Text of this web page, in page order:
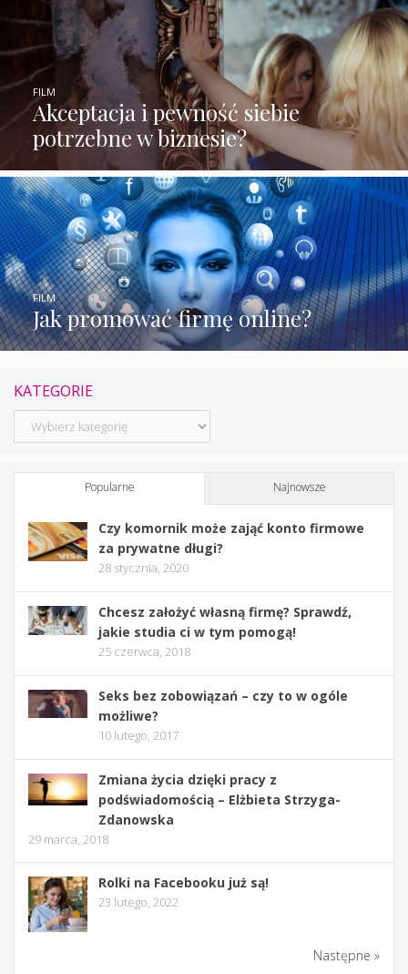
Akceptacja i pewność siebie
potrzebne w biznesie?
FILM
Jak promować firmę online?
FILM
KATEGORIE
Kategorie
Popularne Najnowsze
Czy komornik może zająć konto firmowe
za prywatne długi?
28 stycznia, 2020
Chcesz założyć własną firmę? Sprawdź,
jakie studia ci w tym pomogą!
25 czerwca, 2018
Seks bez zobowiązań – czy to w ogóle
możliwe?
10 lutego, 2017
Zmiana życia dzięki pracy z
podświadomością – Elżbieta Strzyga-
Zdanowska
29 marca, 2018
Rolki na Facebooku już są!
23 lutego, 2022
Następne »